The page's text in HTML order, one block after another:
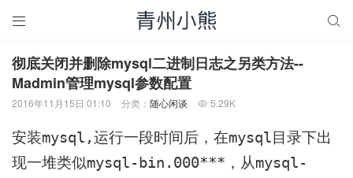
 
彻底关闭并删除mysql二进制日志之另类方法--
Madmin管理mysql参数配置
2016年11月15日 01:10 分类： 随心闲谈  5.29K
安装mysql,运行一段时间后，在mysql目录下出
现一堆类似mysql-bin.000***，从mysql-